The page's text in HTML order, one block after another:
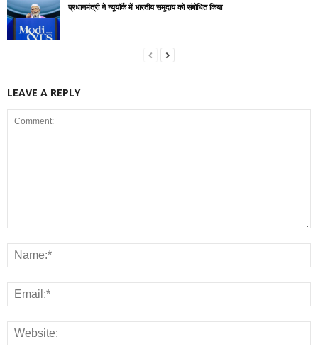
प्रधानमंत्री ने न्यूयॉर्क में भारतीय समुदाय को संबोधित किया
LEAVE A REPLY